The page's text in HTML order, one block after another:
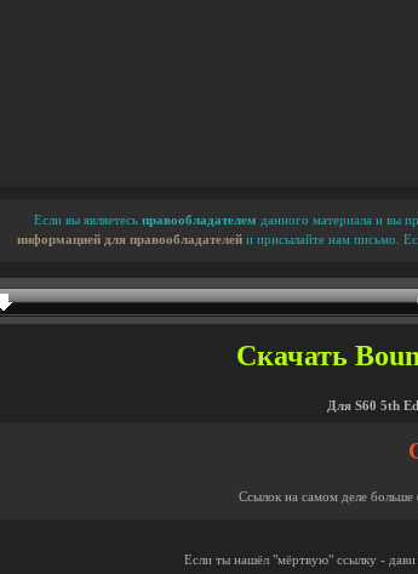
Если вы являетесь правообладателем данного материала и вы
информацией для правообладателей и присылайте нам письмо.
Скачать
Для S60 5th
Ссылок на самом деле больше
Если ты нашёл "мёртвую" ссылку - дави